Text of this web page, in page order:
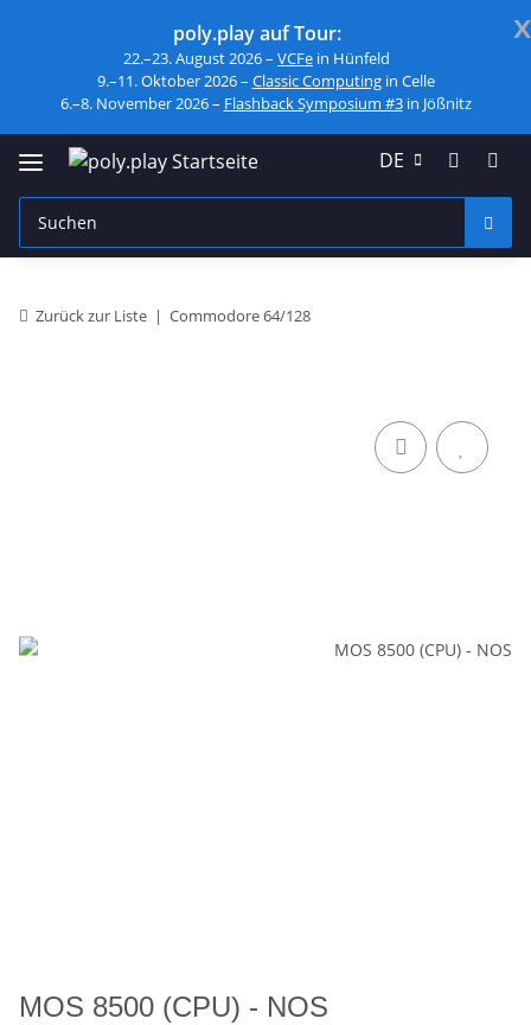
x
poly.play auf Tour:
22.–23. August 2026 – VCFe in Hünfeld
9.–11. Oktober 2026 – Classic Computingin Celle
6.–8. November 2026 – Flashback Symposium #3in Jößnitz
DE
Zurück zur Liste Commodore 64/128
MOS 8500 (CPU) - NOS